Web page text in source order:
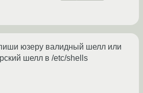
юзеру валидный шелл или
шелл в /etc/shells